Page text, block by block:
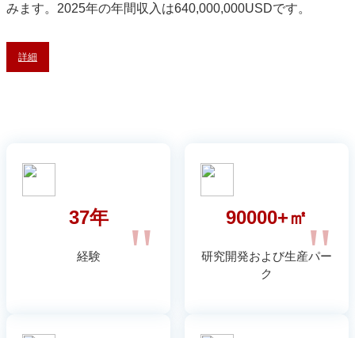
みます。2025年の年間収入は640,000,000USDです。
詳細
"
37年
経験 "
90000+㎡
研究開発および生産パー
ク